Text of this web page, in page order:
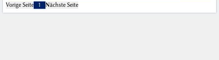
Vorige Seite
1 Nächste Seite